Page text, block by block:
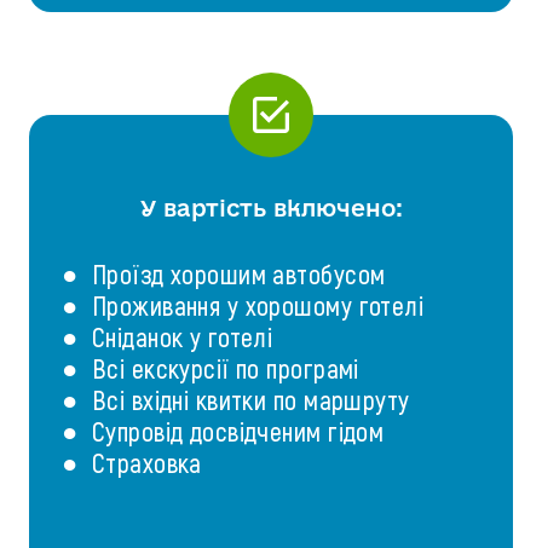
У вартість включено:
● Проїзд хорошим автобусом
● Проживання у хорошому готелі
● Сніданок у готелі
● Всі екскурсії по програмі
● Всі вхідні квитки по маршруту
● Супровід досвідченим гідом
● Страховка